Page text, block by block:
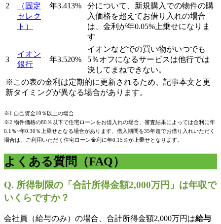
2
（固定
セレク
ト）
年3.413%
分について、新規購入での物件の購
入価格を超えてお借り入れの場合
は、金利が年0.05%上乗せになりま
す
3
イオン
銀行
年3.520%
イオンなどでの買い物がいつでも
5％オフになるサービスは他行では
決してまねできない。
※この表の金利は定期的に更新されるため、記事本文と更
新タイミングが異なる場合があります。
※1 自己資金10％以上の場合
※2 物件価格の80％以下で住宅ローンをお借入れの場合。審査結果によっては金利に年
0.1％~年0.30％上乗せとなる場合があります、借入期間を35年超でお借り入れいただく
場合は、ご利用いただく住宅ローン金利に年0.15％が上乗せとなります。
よくある質問（FAQ）
Q. 所得制限の「合計所得金額2,000万円」は年収で
いくらですか？
会社員（給与のみ）の場合、合計所得金額2,000万円は給与